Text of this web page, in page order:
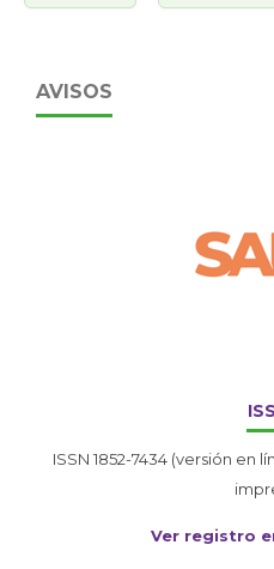
AVISOS
ISSN 1852-7434 (versión en
Ver registro